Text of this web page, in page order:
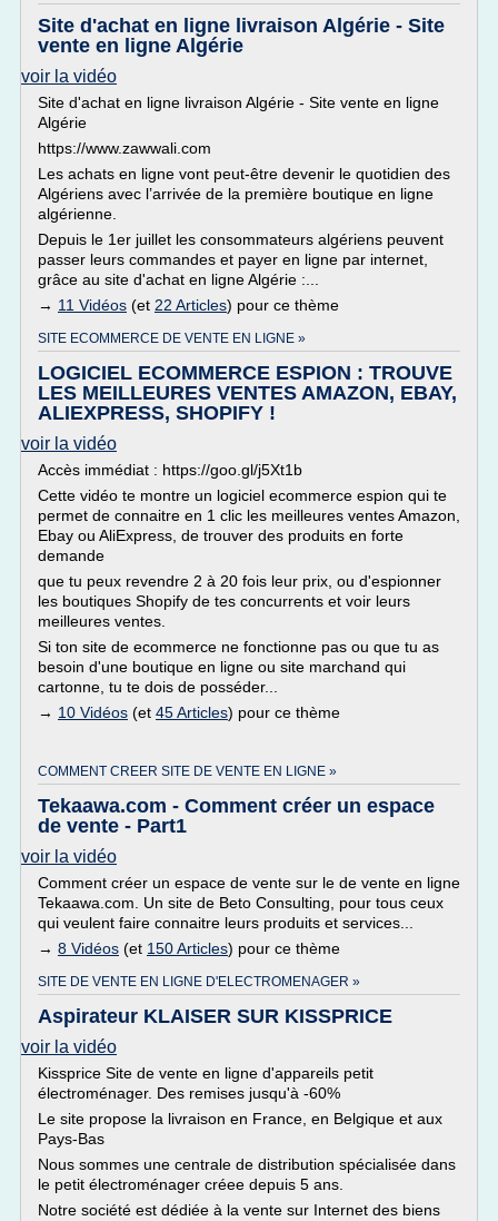
Site d'achat en ligne livraison Algérie - Site
vente en ligne Algérie
voir la vidéo
Site d'achat en ligne livraison Algérie - Site vente en ligne
Algérie
https://www.zawwali.com
Les achats en ligne vont peut-être devenir le quotidien des
Algériens avec l’arrivée de la première boutique en ligne
algérienne.
Depuis le 1er juillet les consommateurs algériens peuvent
passer leurs commandes et payer en ligne par internet,
grâce au site d'achat en ligne Algérie :...
→ 11 Vidéos (et 22 Articles) pour ce thème
SITE ECOMMERCE DE VENTE EN LIGNE »
LOGICIEL ECOMMERCE ESPION : TROUVE
LES MEILLEURES VENTES AMAZON, EBAY,
ALIEXPRESS, SHOPIFY !
voir la vidéo
Accès immédiat : https://goo.gl/j5Xt1b
Cette vidéo te montre un logiciel ecommerce espion qui te
permet de connaitre en 1 clic les meilleures ventes Amazon,
Ebay ou AliExpress, de trouver des produits en forte
demande
que tu peux revendre 2 à 20 fois leur prix, ou d'espionner
les boutiques Shopify de tes concurrents et voir leurs
meilleures ventes.
Si ton site de ecommerce ne fonctionne pas ou que tu as
besoin d'une boutique en ligne ou site marchand qui
cartonne, tu te dois de posséder...
→ 10 Vidéos (et 45 Articles) pour ce thème
COMMENT CREER SITE DE VENTE EN LIGNE »
Tekaawa.com - Comment créer un espace
de vente - Part1
voir la vidéo
Comment créer un espace de vente sur le de vente en ligne
Tekaawa.com. Un site de Beto Consulting, pour tous ceux
qui veulent faire connaitre leurs produits et services...
→ 8 Vidéos (et 150 Articles) pour ce thème
SITE DE VENTE EN LIGNE D'ELECTROMENAGER »
Aspirateur KLAISER SUR KISSPRICE
voir la vidéo
Kissprice Site de vente en ligne d'appareils petit
électroménager. Des remises jusqu'à -60%
Le site propose la livraison en France, en Belgique et aux
Pays-Bas
Nous sommes une centrale de distribution spécialisée dans
le petit électroménager créee depuis 5 ans.
Notre société est dédiée à la vente sur Internet des biens